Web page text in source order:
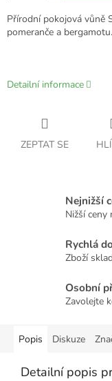
Přírodní pokojová vůně
pomeranče a
Detailní informace
ZEPTAT SE
Nejnižší
Nižší ceny
Rychlá
Zboží
Osobní
Zavolejte
Popis Diskuze
Detailní popis